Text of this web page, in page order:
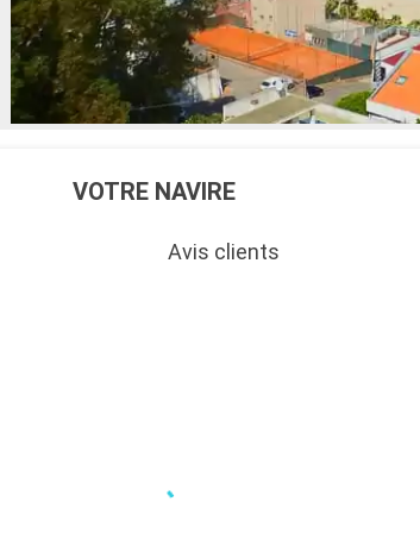
pour les adultes)
- 40% de réduction sur un
sélectionné prépayé
- 10% de réduction sur tous
réservés à bord
SERVICES
charge des bagages
- Points MSC Voyagers Club
VOTRE NAVIRE
Avis clients